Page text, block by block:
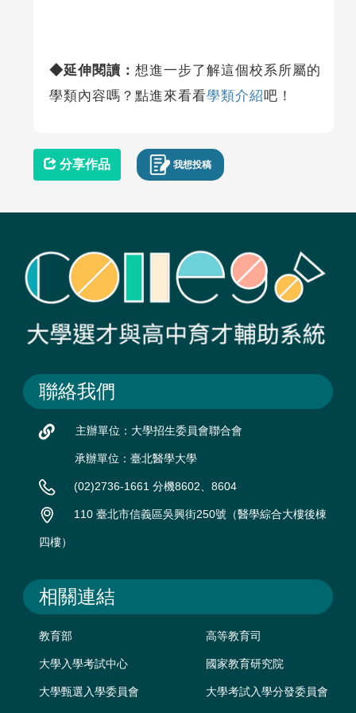
◆延伸閱讀： 想進一步了解這個校系所屬的
學類內容嗎？點進來看看學類介紹吧！
分享作品 我想投稿
聯絡我們
主辦單位：大學招生委員會聯合會
承辦單位：臺北醫學大學
(02)2736-1661 分機8602、8604
110 臺北市信義區吳興街250號（醫學綜合大樓後棟
四樓）
相關連結
教育部 高等教育司
大學入學考試中心 國家教育研究院
大學甄選入學委員會 大學考試入學分發委員會